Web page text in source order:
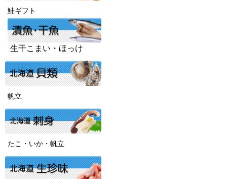
鮭ギフト
生干こまい・ほっけ
帆立
たこ・いか・帆立